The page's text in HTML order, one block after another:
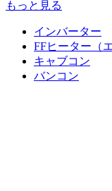
もっと見る
インバーター
FFヒーター（
キャブコン
バンコン